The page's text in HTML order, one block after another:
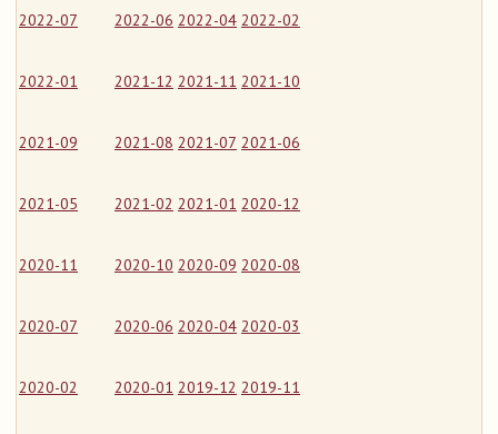
2022-07 2022-06 2022-04 2022-02
2022-01 2021-12 2021-11 2021-10
2021-09 2021-08 2021-07 2021-06
2021-05 2021-02 2021-01 2020-12
2020-11 2020-10 2020-09 2020-08
2020-07 2020-06 2020-04 2020-03
2020-02 2020-01 2019-12 2019-11